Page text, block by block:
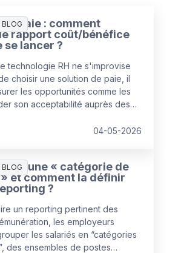
BLOG
de paie : comment
rapport coût/bénéfice
se lancer ?
technologie RH ne s'improvise
choisir une solution de paie, il
les opportunités comme les
son acceptabilité auprès des
: aligner la solution sur les
04-05-2026
BLOGqu’une « catégorie de
et comment la définir
?
un reporting pertinent des
les employeurs
les salariés en “catégories
des ensembles de postes